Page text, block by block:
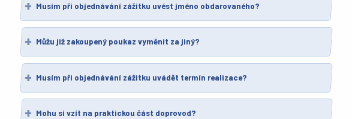
Musím při objednávání zážitku uvést jméno obdarovaného?
Můžu již zakoupený poukaz vyměnit za jiný?
Musím při objednávání zážitku uvádět termín realizace?
Mohu si vzít na praktickou část doprovod?